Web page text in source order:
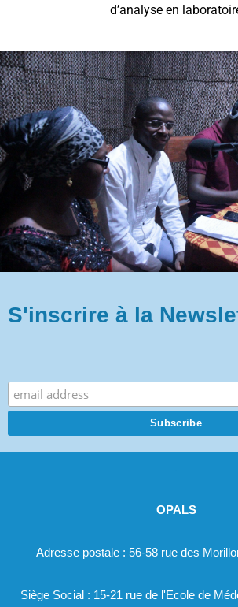
d’analyse en
S'inscrire à la
OPALS
Adresse postale : 56-58 rue des
Siège Social : 15-21 rue de l'Ecole de